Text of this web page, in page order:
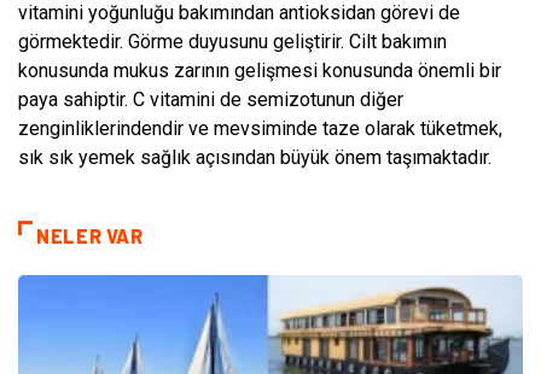
vitamini yoğunluğu bakımından antioksidan görevi de
görmektedir. Görme duyusunu geliştirir. Cilt bakımın
konusunda mukus zarının gelişmesi konusunda önemli bir
paya sahiptir. C vitamini de semizotunun diğer
zenginliklerindendir ve mevsiminde taze olarak tüketmek,
sık sık yemek sağlık açısından büyük önem taşımaktadır.
NELER VAR